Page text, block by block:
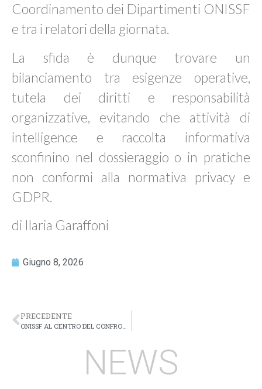
Coordinamento dei Dipartimenti ONISSF
e tra i relatori della giornata.
La sfida è dunque trovare un
bilanciamento tra esigenze operative,
tutela dei diritti e responsabilità
organizzative, evitando che attività di
intelligence e raccolta informativa
sconfinino nel dossieraggio o in pratiche
non conformi alla normativa privacy e
GDPR.
di Ilaria Garaffoni
Giugno 8, 2026
PRECEDENTE
NEWS